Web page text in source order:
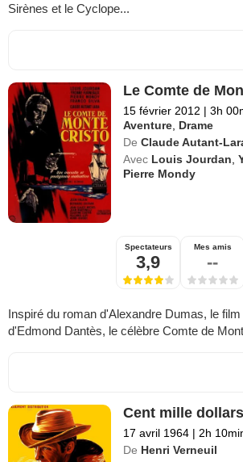
Sirènes et le Cyclope...
Le Comte de
15 février 2012 | 3h
Aventure Drame
De Claude Autant-
Avec Louis Jourdan ,
Pierre Mondy
Spectateurs
3,9
Mes amis
--
Inspiré du roman d'Alexandre Dumas, le
d'Edmond Dantès, le célèbre Comte de
Cent mille
17 avril 1964 | 2h
De Henri Verneuil